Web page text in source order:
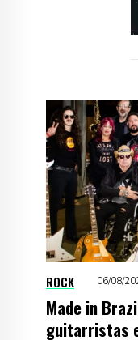
ROCK 06/08/
Made in
guitarristas